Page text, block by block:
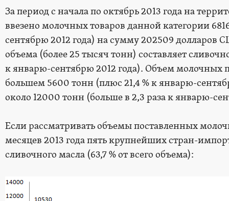
За период с начала по октябрь 2013 года на
ввезено молочных товаров данной категории
сентябрю 2012 года) на сумму 202509 долларов
объема (более 25 тысяч тонн) составляет
к январю-сентябрю 2012 года). Объем молочных
большем 5600 тонн (плюс 21,4 % к январю-
около 12000 тонн (больше в 2,3 раза к январю-
Если рассматривать объемы поставленных
месяцев 2013 года пять крупнейших стран-
сливочного масла (63,7 % от всего объема):